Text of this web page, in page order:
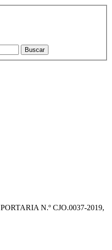
Buscar
PORTARIA N.º CJO.0037-2019,